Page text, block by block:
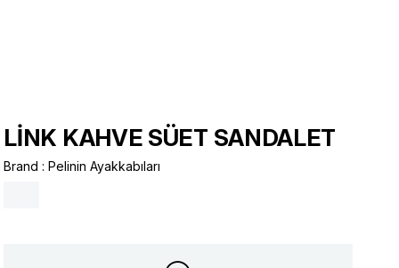
LİNK KAHVE SÜET SANDALET
Brand : Pelinin Ayakkabıları